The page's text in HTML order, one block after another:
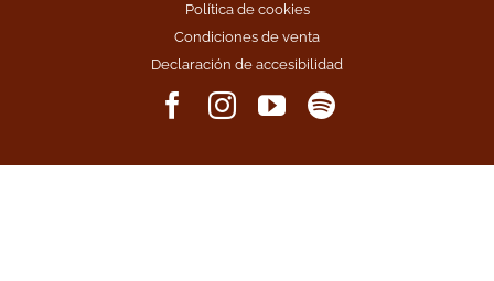
Política de cookies
Condiciones de venta
Declaración de accesibilidad